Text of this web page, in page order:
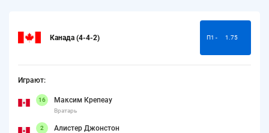
Канада (4-4-2) П1 - 1.75
Играют:
16 Максим Крепеау
Вратарь
2 Алистер Джонстон